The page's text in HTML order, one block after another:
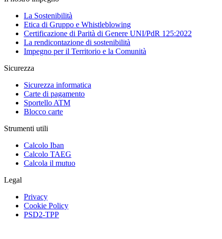
La Sostenibilità
Etica di Gruppo e Whistleblowing
Certificazione di Parità di Genere UNI/PdR 125:2022
La rendicontazione di sostenibilità
Impegno per il Territorio e la Comunità
Sicurezza
Sicurezza informatica
Carte di pagamento
Sportello ATM
Blocco carte
Strumenti utili
Calcolo Iban
Calcolo TAEG
Calcola il mutuo
Legal
Privacy
Cookie Policy
PSD2-TPP